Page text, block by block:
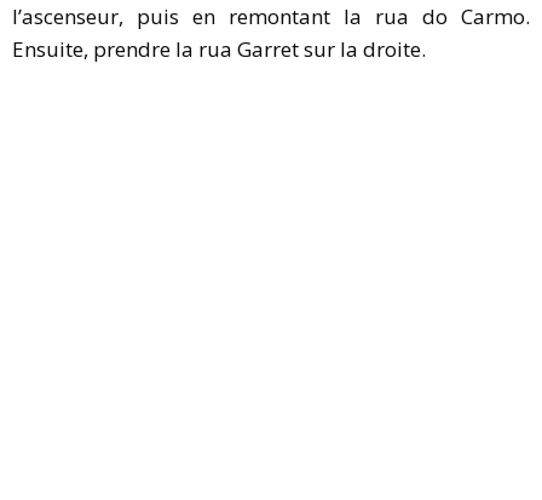
l’ascenseur, puis en remontant la rua do Carmo.
Ensuite, prendre la rua Garret sur la droite.